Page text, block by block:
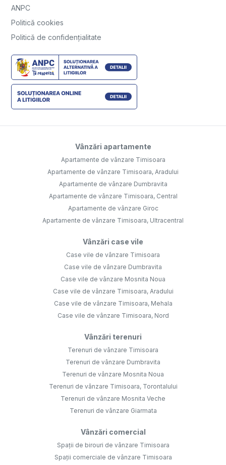
ANPC
Politică cookies
Politică de confidențialitate
Vânzări apartamente
Apartamente de vânzare Timisoara
Apartamente de vânzare Timisoara, Aradului
Apartamente de vânzare Dumbravita
Apartamente de vânzare Timisoara, Central
Apartamente de vânzare Giroc
Apartamente de vânzare Timisoara, Ultracentral
Vânzări case vile
Case vile de vânzare Timisoara
Case vile de vânzare Dumbravita
Case vile de vânzare Mosnita Noua
Case vile de vânzare Timisoara, Aradului
Case vile de vânzare Timisoara, Mehala
Case vile de vânzare Timisoara, Nord
Vânzări terenuri
Terenuri de vânzare Timisoara
Terenuri de vânzare Dumbravita
Terenuri de vânzare Mosnita Noua
Terenuri de vânzare Timisoara, Torontalului
Terenuri de vânzare Mosnita Veche
Terenuri de vânzare Giarmata
Vânzări comercial
Spații de birouri de vânzare Timisoara
Spații comerciale de vânzare Timisoara